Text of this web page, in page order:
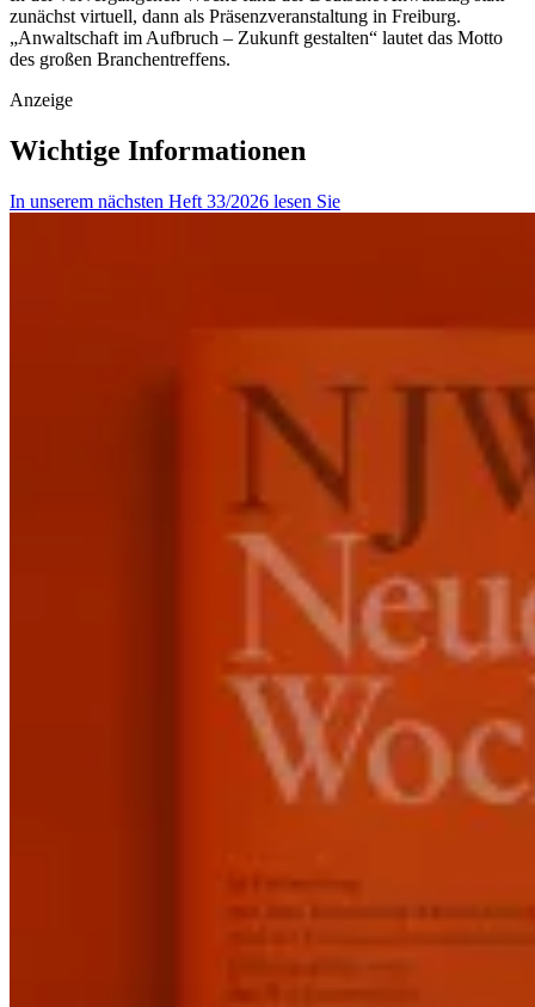
zunächst virtuell, dann als Präsenzveranstaltung in Freiburg.
„Anwaltschaft im Aufbruch – Zukunft gestalten“ lautet das Motto
des großen Branchentreffens.
Anzeige
Wichtige Informationen
In unserem nächsten Heft 33/2026 lesen Sie